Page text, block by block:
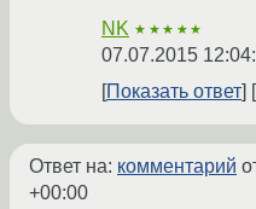
NK ★★★★★
07.07.2015
Показать ответ
Ответ на: комментарий
+00:00